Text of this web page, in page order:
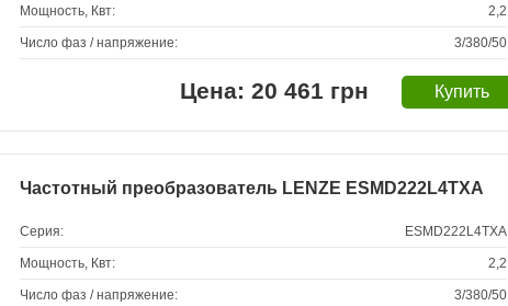
Мощность, Квт: 2,2
Число фаз / напряжение: 3/380/50
20 461 грн
Частотный преобразователь LENZE ESMD222L4TXA
Серия: ESMD222L4TXA
Мощность, Квт: 2,2
Число фаз / напряжение: 3/380/50